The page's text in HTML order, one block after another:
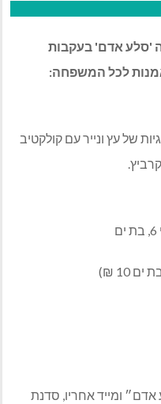
'סלע אדם' בעקבות
לכל המשפחה:
של עץ ונייר עם קולקטיב
ומייד אחריו, סדנת